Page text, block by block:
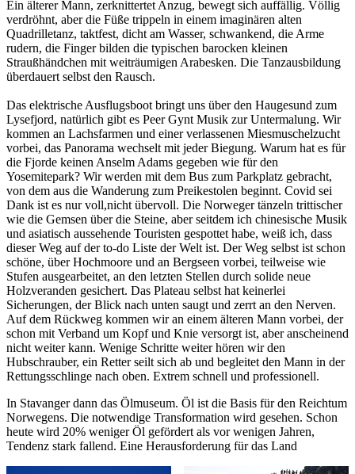
Ein älterer Mann, zerknittertet Anzug, bewegt sich auffällig. Völlig
verdröhnt, aber die Füße trippeln in einem imaginären alten
Quadrilletanz, taktfest, dicht am Wasser, schwankend, die Arme
rudern, die Finger bilden die typischen barocken kleinen
Straußhändchen mit weiträumigen Arabesken. Die Tanzausbildung
überdauert selbst den Rausch.
Das elektrische Ausflugsboot bringt uns über den Haugesund zum
Lysefjord, natürlich gibt es Peer Gynt Musik zur Untermalung. Wir
kommen an Lachsfarmen und einer verlassenen Miesmuschelzucht
vorbei, das Panorama wechselt mit jeder Biegung. Warum hat es für
die Fjorde keinen Anselm Adams gegeben wie für den
Yosemitepark? Wir werden mit dem Bus zum Parkplatz gebracht,
von dem aus die Wanderung zum Preikestolen beginnt. Covid sei
Dank ist es nur voll,nicht übervoll. Die Norweger tänzeln trittischer
wie die Gemsen über die Steine, aber seitdem ich chinesische Musik
und asiatisch aussehende Touristen gespottet habe, weiß ich, dass
dieser Weg auf der to-do Liste der Welt ist. Der Weg selbst ist schon
schöne, über Hochmoore und an Bergseen vorbei, teilweise wie
Stufen ausgearbeitet, an den letzten Stellen durch solide neue
Holzveranden gesichert. Das Plateau selbst hat keinerlei
Sicherungen, der Blick nach unten saugt und zerrt an den Nerven.
Auf dem Rückweg kommen wir an einem älteren Mann vorbei, der
schon mit Verband um Kopf und Knie versorgt ist, aber anscheinend
nicht weiter kann. Wenige Schritte weiter hören wir den
Hubschrauber, ein Retter seilt sich ab und begleitet den Mann in der
Rettungsschlinge nach oben. Extrem schnell und professionell.
In Stavanger dann das Ölmuseum. Öl ist die Basis für den Reichtum
Norwegens. Die notwendige Transformation wird gesehen. Schon
heute wird 20% weniger Öl gefördert als vor wenigen Jahren,
Tendenz stark fallend. Eine Herausforderung für das Land